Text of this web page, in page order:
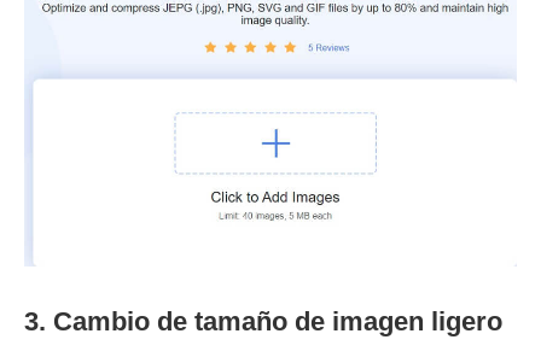
3. Cambio de tamaño de imagen ligero